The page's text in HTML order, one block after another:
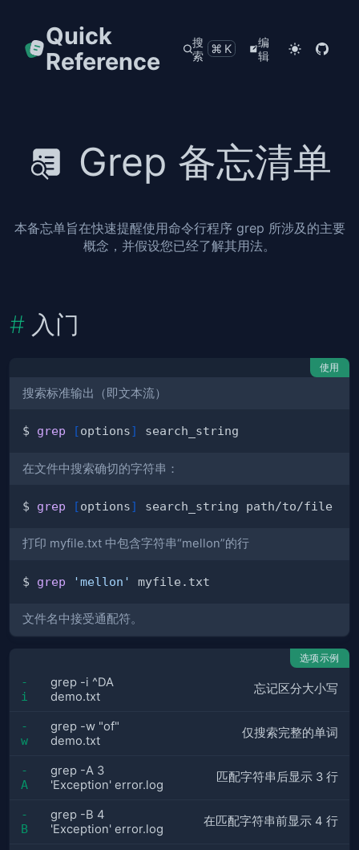
Quick
Reference
搜
索
⌘K
编
辑
Grep 备忘清单
本备忘单旨在快速提醒使用命令行程序 grep 所涉及的主要
概念，并假设您已经了解其用法。
入门
使用
搜索标准输出（即文本流）
$ grep [options]
在文件中搜索确切的字符串：
$ grep [options]
打印 myfile.txt 中包含字符串“mellon”的行
$ grep 'mellon'
文件名中接受通配符。
选项示例
-
i
grep -i ^DA
demo.txt
忘记区分大小写
-
w
grep -w "of"
demo.txt
仅搜索完整的单词
-
A
grep -A 3
'Exception' error.log
匹配字符串后显示 3 行
-
B
grep -B 4
'Exception' error.log
在匹配字符串前显示 4 行